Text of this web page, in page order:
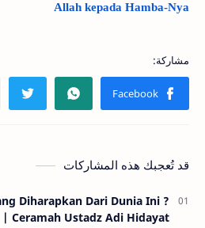
Allah kepada Hamba-Nya
قد تُعجبك هذه المشاركات
Diharapkan Dari Dunia Ini ?
| Ceramah Ustadz Adi Hidayat